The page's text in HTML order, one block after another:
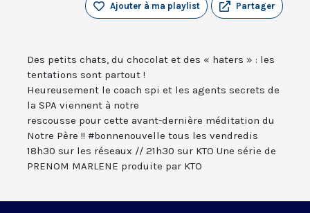
Partager
Ajouter à ma playlist
Des petits chats, du chocolat et des « haters » : les
tentations sont partout !
Heureusement le coach spi et les agents secrets de
la SPA viennent à notre
rescousse pour cette avant-dernière méditation du
Notre Père !! #bonnenouvelle tous les vendredis
18h30 sur les réseaux // 21h30 sur KTO Une série de
PRENOM MARLENE produite par KTO